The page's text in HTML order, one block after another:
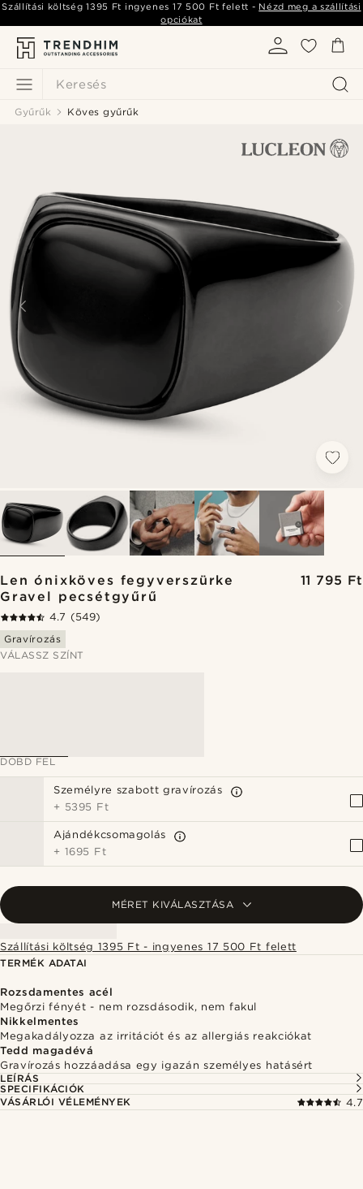
Keresés
Szállítási költség1395 Ft ingyenes 17 500 Ft felett - Nézd meg a szállítási
opciókat
Gyűrűk Köves gyűrűk
Len ónixköves fegyverszürke
Gravel pecsétgyűrű
11 795 Ft
4.7 (549)
Gravírozás
VÁLASSZ SZÍNT
DOBD FEL
Személyre szabott gravírozás
+ 5395 Ft
Ajándékcsomagolás
+ 1695 Ft
MÉRET KIVÁLASZTÁSA
Szállítási költség 1395 Ft - ingyenes 17 500 Ft felett
TERMÉK ADATAI
Rozsdamentes acél
Megőrzi fényét - nem rozsdásodik, nem fakul
Nikkelmentes
Megakadályozza az irritációt és az allergiás reakciókat
Tedd magadévá
Gravírozás hozzáadása egy igazán személyes hatásért
LEÍRÁS
SPECIFIKÁCIÓK
VÁSÁRLÓI VÉLEMÉNYEK
4.7